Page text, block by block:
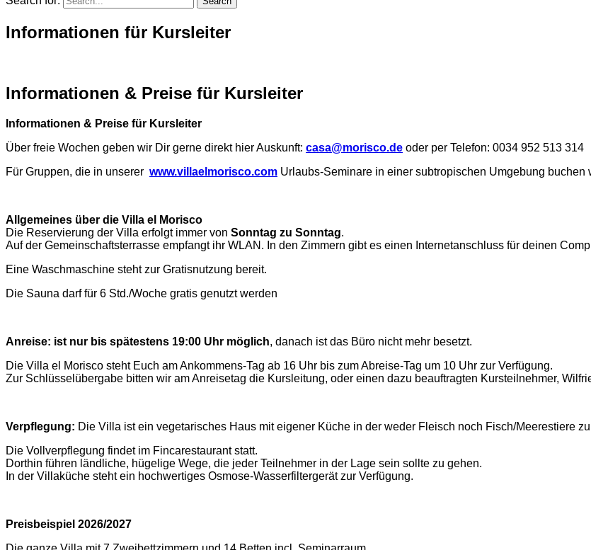
Informationen für Kursleiter
Informationen & Preise für Kursleiter
Informationen & Preise für Kursleiter
Über freie Wochen geben wir Dir gerne direkt hier Auskunft: casa@morisco.de oder per Telefon: 0034 952 513 314
Für Gruppen, die in unserer www.villaelmorisco.com Urlaubs-Seminare in einer subtropischen Umgebung
Allgemeines über die Villa el Morisco
Die Reservierung der Villa erfolgt immer von Sonntag zu Sonntag.
Auf der Gemeinschaftsterrasse empfangt ihr WLAN. In den Zimmern gibt es einen Internetanschluss für deinen
Eine Waschmaschine steht zur Gratisnutzung bereit.
Die Sauna darf für 6 Std./Woche gratis genutzt werden
Anreise: ist nur bis spätestens 19:00 Uhr möglich, danach ist das Büro nicht mehr besetzt.
Die Villa el Morisco steht Euch am Ankommens-Tag ab 16 Uhr bis zum Abreise-Tag um 10 Uhr zur Verfügung.
Zur Schlüsselübergabe bitten wir am Anreisetag die Kursleitung, oder einen dazu beauftragten Kursteilnehmer,
Verpflegung: Die Villa ist ein vegetarisches Haus mit eigener Küche in der weder Fleisch noch Fisch/Meerestiere
Die Vollverpflegung findet im Fincarestaurant statt.
Dorthin führen ländliche, hügelige Wege, die jeder Teilnehmer in der Lage sein sollte zu gehen.
In der Villaküche steht ein hochwertiges Osmose-Wasserfiltergerät zur Verfügung.
Preisbeispiel 2026/2027